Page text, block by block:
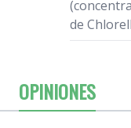
de
OPINIONES